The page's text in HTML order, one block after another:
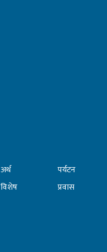
अर्थ
विशेष
पर्यटन
प्रवास